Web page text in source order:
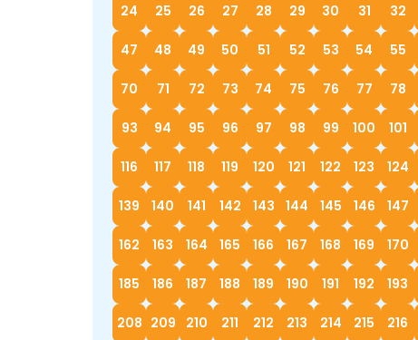
24 25 26 27 28 29 30 31 32
47 48 49 50 51 52 53 54 55
70 71 72 73 74 75 76 77 78
93 94 95 96 97 98 99 100 101
116 117 118 119 120 121 122 123 124
139 140 141 142 143 144 145 146 147
162 163 164 165 166 167 168 169 170
185 186 187 188 189 190 191 192 193
208 209 210 211 212 213 214 215 216